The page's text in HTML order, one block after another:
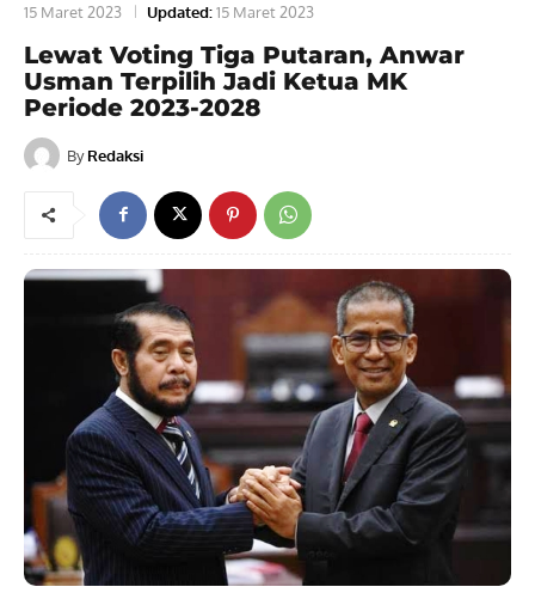
15 Maret 2023 Updated:15 Maret 2023
Lewat Voting Tiga Putaran, Anwar
Usman Terpilih Jadi Ketua MK
Periode 2023-2028
By Redaksi